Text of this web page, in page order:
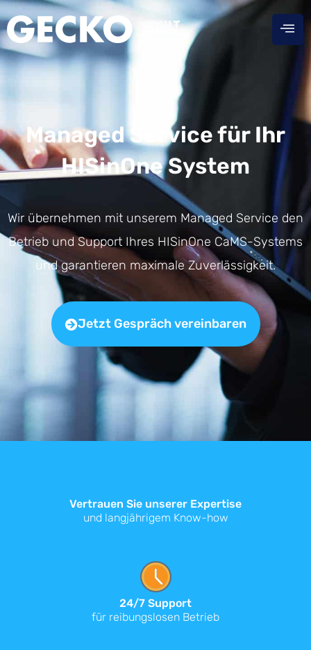
Managed Service für Ihr
HISinOne System
Wir übernehmen mit unserem Managed Service den
Betrieb und Support Ihres HISinOne CaMS-Systems
und garantieren maximale Zuverlässigkeit.
Jetzt Gespräch vereinbaren
Vertrauen Sie unserer Expertise
und langjährigem Know-how
24/7 Support
für reibungslosen Betrieb